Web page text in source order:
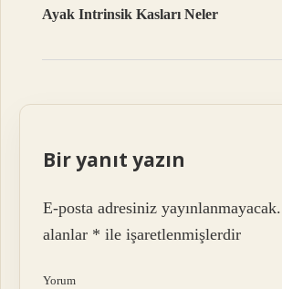
Ayak Intrinsik Kasları Neler
Bir yanıt yazın
E-posta adresiniz yayınlanmayacak.
alanlar * ile işaretlenmişlerdir
Yorum